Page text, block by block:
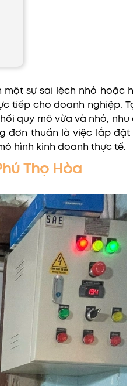
sự sai lệch nhỏ hoặc
tiếp cho doanh nghiệp.
quy mô vừa và nhỏ, nhu
đơn thuần là việc lắp
hình kinh doanh thực tế.
Thọ Hòa